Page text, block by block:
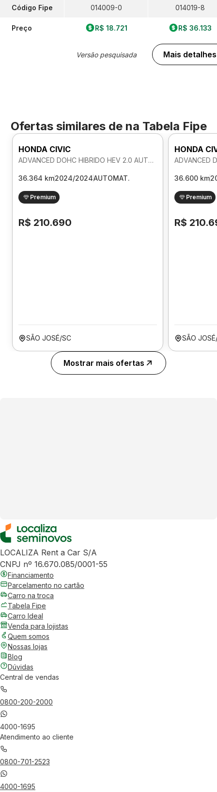
Código Fipe
Preço
014009-0
R$ 18.721
Versão pesquisada
014019-8
R$ 36.133
Mais detalhes
Ofertas similares de na Tabela Fipe
HONDA CIVIC
ADVANCED DOHC HIBRIDO HEV 2.0 AUTOMATICO
36.364 km2024/2024AUTOMAT.
Premium
R$ 210.690
SÃO JOSÉ/SC
HONDA
36.600 km
Premium
R$
SÃO
Mostrar mais ofertas
LOCALIZA Rent a Car S/A
CNPJ nº 16.670.085/0001-55
Financiamento
Parcelamento no cartão
Carro na troca
Tabela Fipe
Carro Ideal
Venda para lojistas
Quem somos
Nossas lojas
Blog
Dúvidas
Central de vendas
0800-200-2000
4000-1695
Atendimento ao cliente
0800-701-2523
4000-1695